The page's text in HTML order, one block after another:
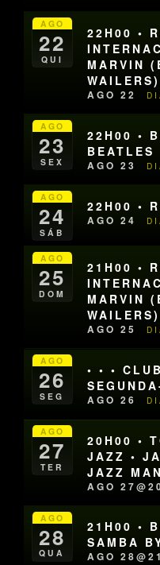
AGO
22
QUI
22H00 •
MARVIN
AGO 22
AGO
23
SEX
22H00 •
BEATLES
AGO 23
AGO
24
SÁB
22H00 •
AGO 24
AGO
25
DOM
21H00 •
MARVIN
AGO 25
AGO
26
SEG
• • •
AGO 26
AGO
27
TER
20H00 •
JAZZ •
JAZZ
AGO
AGO
28
QUA
21H00 •
SAMBA
AGO